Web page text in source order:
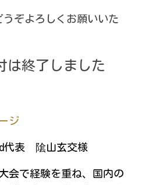
は終了しました
ジ
表　隂山玄交様
会で経験を重ね、国内の